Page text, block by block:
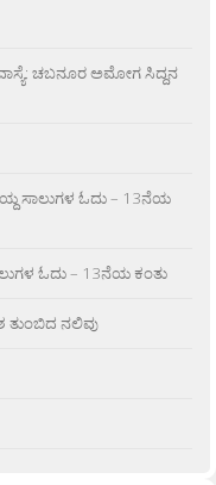
ಚಬನೂರ ಅಮೋಗ ಸಿದ್ದನ
ಸಾಲುಗಳ ಓದು – 13ನೆಯ
ಓದು – 13ನೆಯ ಕಂತು
ತುಂಬಿದ ನಲಿವು